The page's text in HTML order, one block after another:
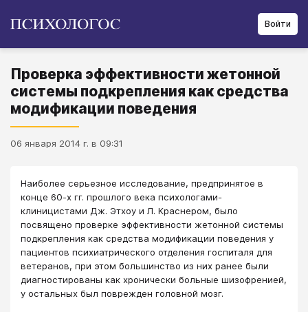
Войти
Проверка эффективности жетонной
системы подкрепления как средства
модификации поведения
06 января 2014 г. в 09:31
Наиболее серьезное исследование, предпринятое в
конце 60-х гг. прошлого века психологами-
клиницистами Дж. Этхоу и Л. Краснером, было
посвящено проверке эффективности жетонной системы
подкрепления как средства модификации поведения у
пациентов психиатрического отделения госпиталя для
ветеранов, при этом большинство из них ранее были
диагностированы как хронически больные шизофренией,
у остальных был поврежден головной мозг.